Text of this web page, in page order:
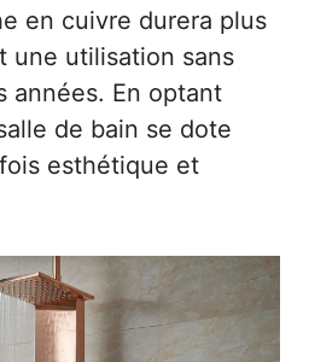
en cuivre durera plus
une utilisation sans
années. En optant
de bain se dote
esthétique et